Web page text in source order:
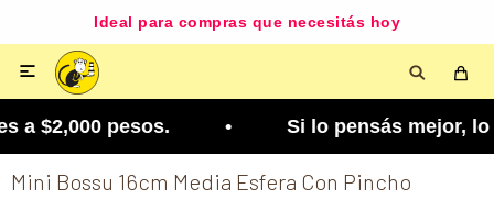
Ideal para compras que necesitás hoy

a $2,000 pesos. • Si lo pensás mejor, lo
Mini Bossu 16cm Media Esfera Con Pincho